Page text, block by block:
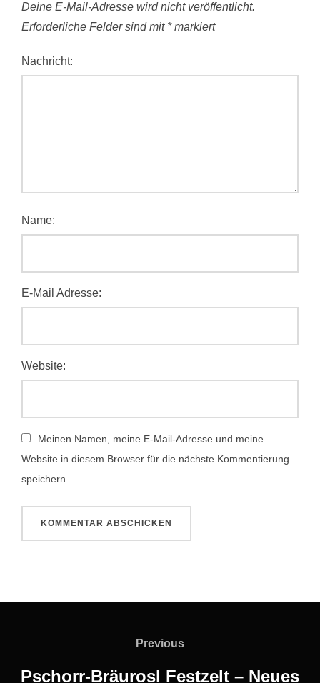
Deine E-Mail-Adresse wird nicht veröffentlicht.
Erforderliche Felder sind mit *markiert
Nachricht:
Name:
E-Mail Adresse:
Website:
Meinen Namen, meine E-Mail-Adresse und meine
Website in diesem Browser für die nächste Kommentierung
speichern.
Previous
Previous
Pschorr-Bräurosl Festzelt – Neues